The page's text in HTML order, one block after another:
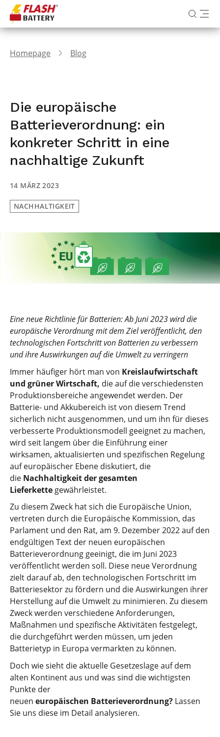
Homepage Blog
Die europäische
Batterieverordnung: ein
konkreter Schritt in eine
nachhaltige Zukunft
14 MÄRZ 2023
NACHHALTIGKEIT
Eine neue Richtlinie für Batterien: Ab Juni 2023 wird die
europäische Verordnung mit dem Ziel veröffentlicht, den
technologischen Fortschritt von Batterien zu verbessern
und ihre Auswirkungen auf die Umwelt zu verringern
Immer häufiger hört man von Kreislaufwirtschaft
und grüner Wirtschaft, die auf die verschiedensten
Produktionsbereiche angewendet werden. Der
Batterie- und Akkubereich ist von diesem Trend
sicherlich nicht ausgenommen, und um ihn für dieses
verbesserte Produktionsmodell geeignet zu machen,
wird seit langem über die Einführung einer
wirksamen, aktualisierten und spezifischen Regelung
auf europäischer Ebene diskutiert, die
die Nachhaltigkeit der gesamten
Lieferkette gewährleistet.
Zu diesem Zweck hat sich die Europäische Union,
vertreten durch die Europäische Kommission, das
Parlament und den Rat, am 9. Dezember 2022 auf den
endgültigen Text der neuen europäischen
Batterieverordnung geeinigt, die im Juni 2023
veröffentlicht werden soll. Diese neue Verordnung
zielt darauf ab, den technologischen Fortschritt im
Batteriesektor zu fördern und die Auswirkungen ihrer
Herstellung auf die Umwelt zu minimieren. Zu diesem
Zweck werden verschiedene Anforderungen,
Maßnahmen und spezifische Aktivitäten festgelegt,
die durchgeführt werden müssen, um jeden
Batterietyp in Europa vermarkten zu können.
Doch wie sieht die aktuelle Gesetzeslage auf dem
alten Kontinent aus und was sind die wichtigsten
Punkte der
neuen europäischen Batterieverordnung? Lassen
Sie uns diese im Detail analysieren.